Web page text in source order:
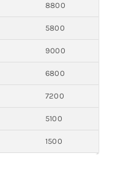
8800
5800
9000
6800
7200
5100
1500